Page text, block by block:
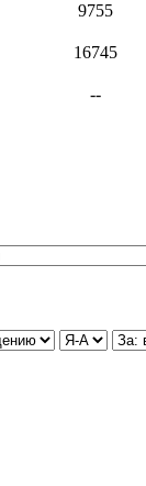
9755
16745
--